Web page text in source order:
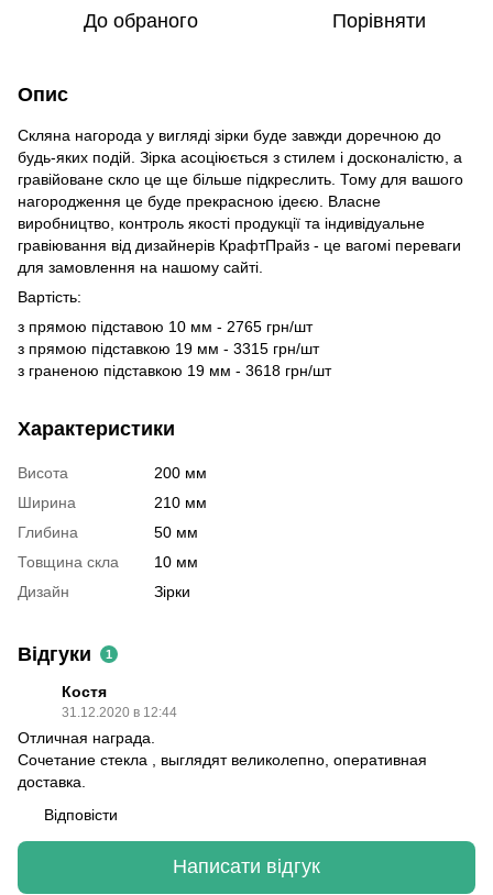
До обраного Порівняти
Опис
Скляна нагорода у вигляді зірки буде завжди доречною до
будь-яких подій. Зірка асоціюється з стилем і досконалістю, а
гравійоване скло це ще більше підкреслить. Тому для вашого
нагородження це буде прекрасною ідеєю. Власне
виробництво, контроль якості продукції та індивідуальне
гравіювання від дизайнерів КрафтПрайз - це вагомі переваги
для замовлення на нашому сайті.
Вартість:
з прямою підставою 10 мм - 2765 грн/шт
з прямою підставкою 19 мм - 3315 грн/шт
з граненою підставкою 19 мм - 3618 грн/шт
Характеристики
Висота
200 мм
Ширина
210 мм
Глибина
50 мм
Товщина скла
10 мм
Дизайн
Зірки
Відгуки 1
Костя
31.12.2020 в 12:44
Отличная награда.
Сочетание стекла , выглядят великолепно, оперативная
доставка.
Відповісти
Написати відгук